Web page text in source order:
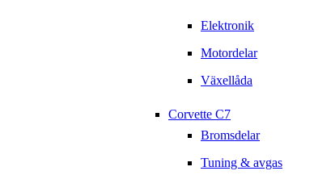
Elektronik
Motordelar
Växellåda
Corvette C7
Bromsdelar
Tuning & avgas